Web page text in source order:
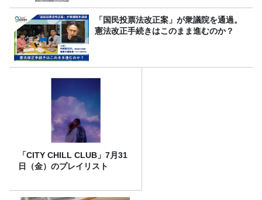
「国民投票法改正案」が衆議院を通過。
憲法改正手続きはこのまま進むのか？
「CITY CHILL CLUB」7月31
日（金）のプレイリスト